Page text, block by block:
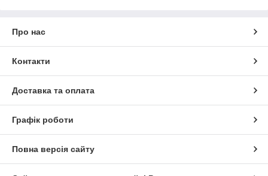
Про нас
Контакти
Доставка та оплата
Графік роботи
Повна версія сайту